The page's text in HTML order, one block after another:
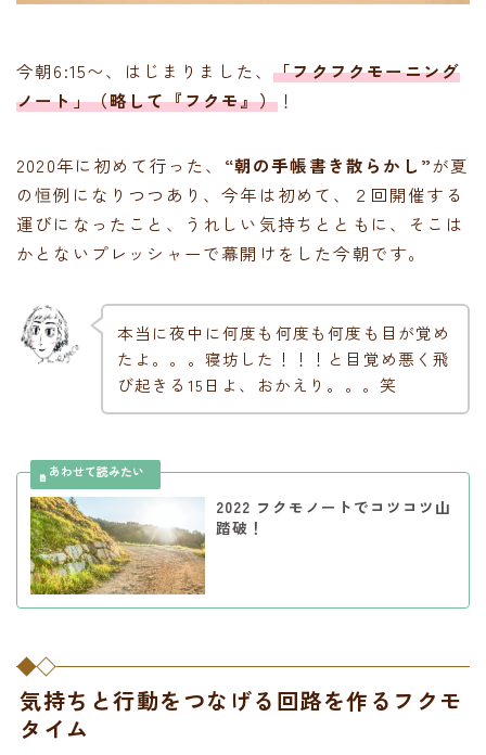
今朝6:15〜、はじまりました、「フクフクモーニング
ノート」（略して『フクモ』）！
2020年に初めて行った、 “朝の手帳書き散らかし”が夏
の恒例になりつつあり、今年は初めて、２回開催する
運びになったこと、うれしい気持ちとともに、そこは
かとないプレッシャーで幕開けをした今朝です。
本当に夜中に何度も何度も何度も目が覚め
たよ。。。寝坊した！！！と目覚め悪く飛
び起きる15日よ、おかえり。。。笑
2022 フクモノートでコツコツ山
踏破！
気持ちと行動をつなげる回路を作るフクモ
タイム